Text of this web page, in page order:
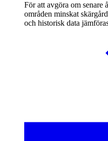
För att avgöra om senare
områden minskat
och historisk data